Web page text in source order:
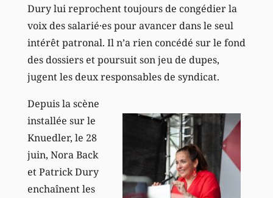
Dury lui reprochent toujours de congédier la
voix des salarié·es pour avancer dans le seul
intérêt patronal. Il n’a rien concédé sur le fond
des dossiers et poursuit son jeu de dupes,
jugent les deux responsables de syndicat.
Depuis la scène
installée sur le
Knuedler, le 28
juin, Nora Back
et Patrick Dury
enchaînent les